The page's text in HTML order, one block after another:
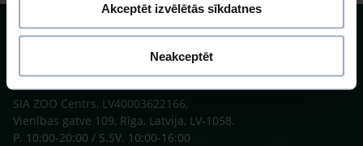
Akceptēt izvēlētās sīkdatnes
Neakceptēt
SIA ZOO Centrs, LV40003622166,
Vienības gatve 109, Rīga, Latvija, LV-1058.
P. 10:00-20:00 / S.SV. 10:00-16:00